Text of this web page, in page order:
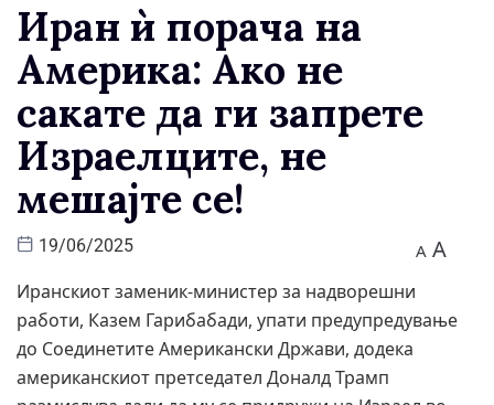
Иран ѝ порача на
Америка: Ако не
сакате да ги запрете
Израелците, не
мешајте се!
19/06/2025 A A
Иранскиот заменик-министер за надворешни
работи, Казем Гарибабади, упати предупредување
до Соединетите Американски Држави, додека
американскиот претседател Доналд Трамп